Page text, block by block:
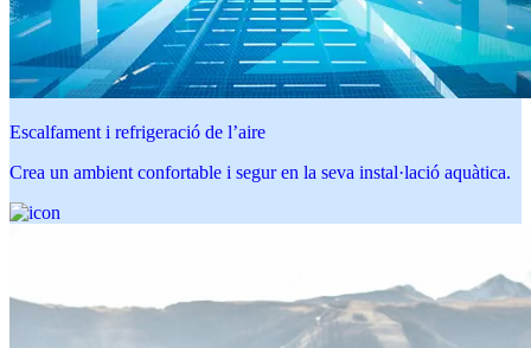
Escalfament i refrigeració de l’aire
Crea un ambient confortable i segur en la seva instal·lació aquàtica.